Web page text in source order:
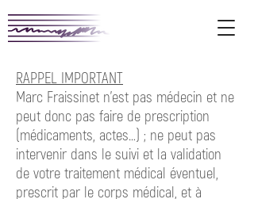
MENTIONS LÉGALES ET CONDITIONS
GÉNÉRALES D'UTILISATION :
RAPPEL IMPORTANT
Marc Fraissinet n’est pas médecin et ne
peut donc pas faire de prescription
(médicaments, actes…) ; ne peut pas
intervenir dans le suivi et la validation
de votre traitement médical éventuel,
prescrit par le corps médical, et à